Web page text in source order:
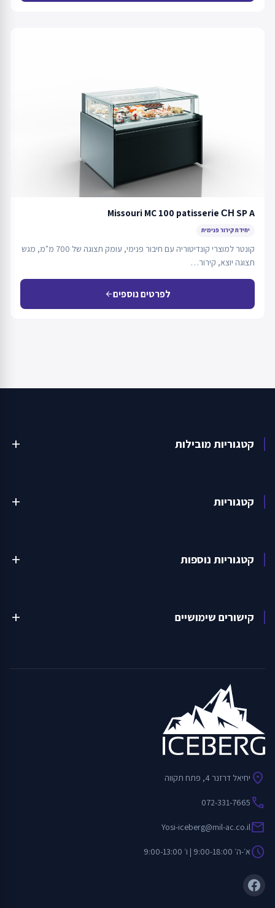
Missouri MC 100 patisserie СН SP A
יחידת קירור פנימית
קונטר למוצרי קונדיטוריה עם חיבור פנימי, עומק תצוגה של 700 מ"מ, מגש
תצוגה יוצא, קירור…
לפרטים נוספיםarrow_back
קטגוריות מובילות add
קטגוריות add
קטגוריות נוספות add
קישורים שימושיים add
location_on יחיאל דרזנר 4, פתח תקווה
call
072-331-7665
mail
Yosi-iceberg@mil-ac.co.il
scheduleא׳-ה׳ 9:00-18:00 | ו׳ 9:00-13:00